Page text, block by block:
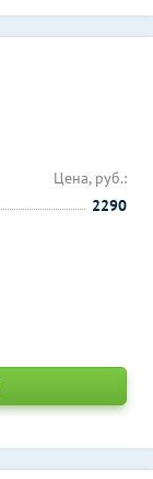
Цена, руб.:
2290